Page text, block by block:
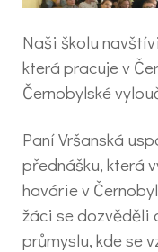
Naši školu
která pracuje v
Černobylské
Paní Vršanská
přednášku, která
havárie v
žáci se dozvěděli
průmyslu, kde se